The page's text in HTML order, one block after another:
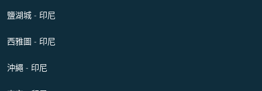
鹽湖城 - 印尼
西雅圖 - 印尼
沖繩 - 印尼